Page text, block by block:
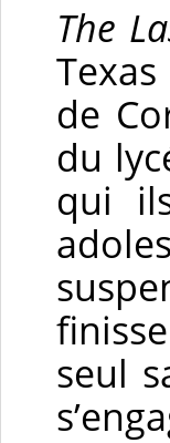
The
de
du
qui
seul